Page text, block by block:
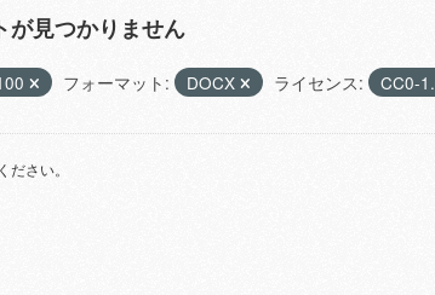
が見つかりません
フォーマット: DOCX ライセンス: CC0-
さい。